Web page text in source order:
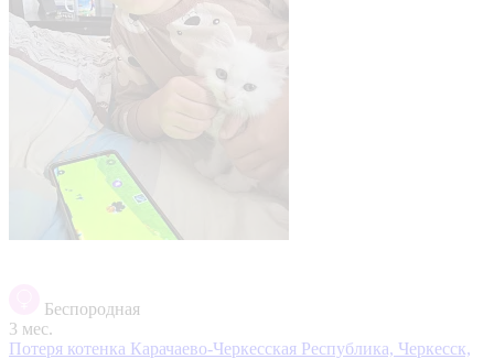
Беспородная
3 мес.
Потеря котенка Карачаево-Черкесская Республика, Черкесск,